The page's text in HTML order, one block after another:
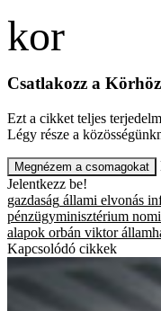
Csatlakozz a
Ezt a cikket teljes
Légy része a
Megnézem a csomagokat
Jelentkezz be!
gazdaság állami elvonás
pénzügyminisztérium
alapok orbán viktor
Kapcsolódó cikkek